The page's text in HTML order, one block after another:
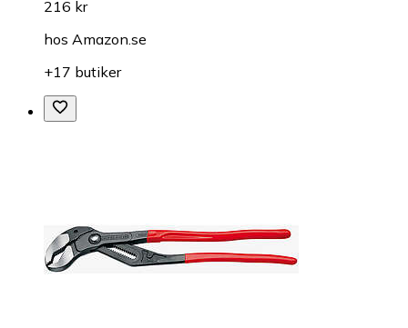
216 kr
hos Amazon.se
+17 butiker